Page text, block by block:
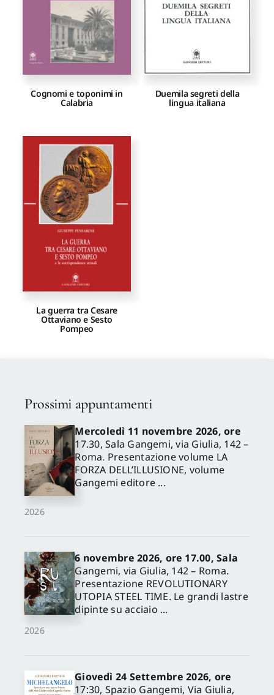
Gangemi Editore
Newsletter
Cognomi e toponimi in
Calabria
Duemila segreti della
lingua italiana
La guerra tra Cesare
Ottaviano e Sesto
Pompeo
Prossimi appuntamenti
2026
Mercoledì 11 novembre 2026, ore
17.30, Sala Gangemi, via Giulia, 142 –
Roma. Presentazione volume LA
FORZA DELL’ILLUSIONE, volume
Gangemi editore ...
2026
6 novembre 2026, ore 17.00, Sala
Gangemi, via Giulia, 142 – Roma.
Presentazione REVOLUTIONARY
UTOPIA STEEL TIME. Le grandi lastre
dipinte su acciaio ...
Giovedì 24 Settembre 2026, ore
17:30, Spazio Gangemi, Via Giulia,